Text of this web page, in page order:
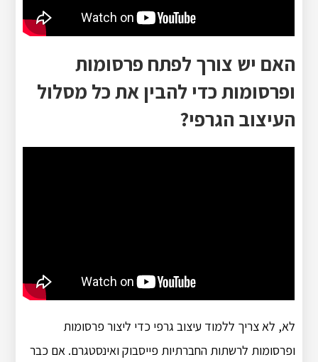
האם יש צורך לפתח פרסומות
ופרסומות כדי להבין את כל מסלול
העיצוב הגרפי?
לא, לא צריך ללמוד עיצוב גרפי כדי ליצור פרסומות
ופרסומות לרשתות החברתיות פייסבוק ואינסטגרם. אם כבר